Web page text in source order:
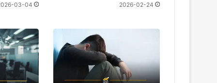
ا
ي
و
2026-02-24
03-04